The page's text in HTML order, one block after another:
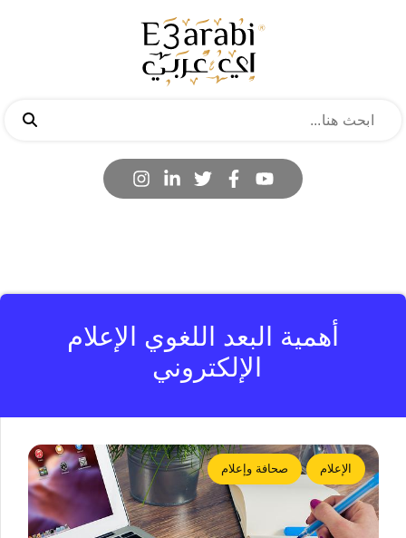
‏أهمية البعد اللغوي الإعلام
الإلكتروني ‬
الإعلام صحافة وإعلام